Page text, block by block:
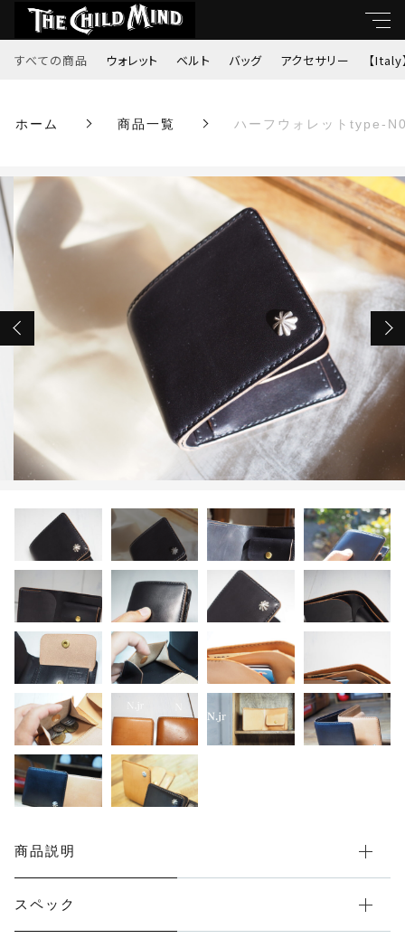
すべての商品 ウォレット ベルト バッグ アクセサリー 【Italy
ホーム 商品一覧 ハーフウォレットtype-
商品説明
スペック
ハーフウォレットtype-N01.jr（丘染ブラッ
￥30,800（税込）
ショッピングを続ける
カートを確認する
すべて
ウォレット
ベルト
限定品
メンテナンス
アパレル・ステッカー
子カテゴリ
価格帯
在庫あり セール